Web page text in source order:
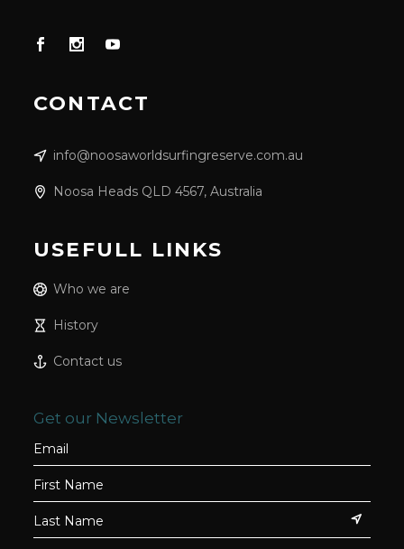
CONTACT
info@noosaworldsurfingreserve.com.au
Noosa Heads QLD 4567, Australia
USEFULL LINKS
Who we are
History
Contact us
Get our Newsletter